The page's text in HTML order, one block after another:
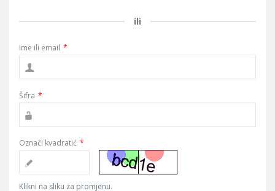
ili
Ime ili email *
Šifra *
Označi kvadratić *
Klikni na sliku za promjenu.